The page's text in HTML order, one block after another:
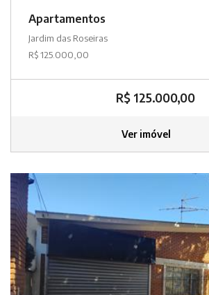
Apartamentos
Jardim das Roseiras
R$ 125.000,00
R$ 125.000,00
Ver imóvel